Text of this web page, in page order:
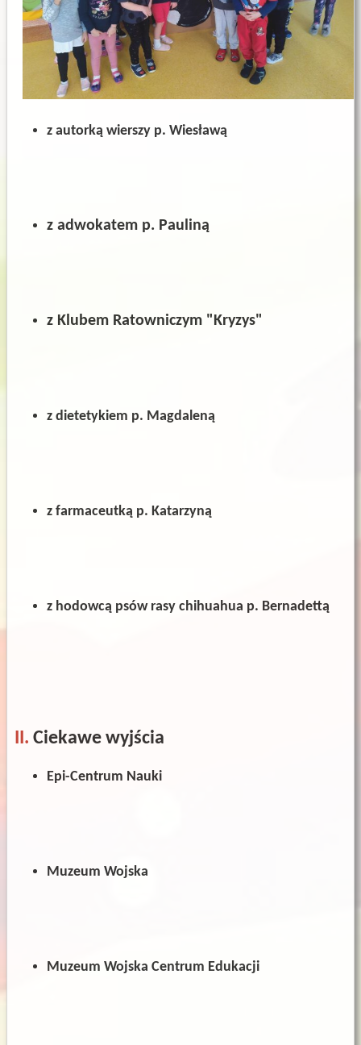
z autorką wierszy p. Wiesławą
z adwokatem p. Pauliną
z Klubem Ratowniczym "Kryzys"
z dietetykiem p. Magdaleną
z farmaceutką p. Katarzyną
z hodowcą psów rasy chihuahua p. Bernadettą
II. Ciekawe wyjścia
Epi-Centrum Nauki
Muzeum Wojska
Muzeum Wojska Centrum Edukacji